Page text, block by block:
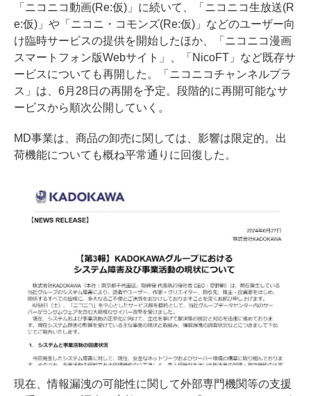
「ニコニコ動画(Re:仮)」に続いて、「ニコニコ生放送(R
e:仮)」や「ニコニ・コモンズ(Re:仮)」などのユーザー向
け臨時サービスの提供を開始したほか、「ニコニコ漫画
スマートフォン版Webサイト」、「NicoFT」など既存サ
ービスについても再開した。「ニコニコチャンネルプラ
ス」は、6月28日の再開を予定。段階的に再開可能なサ
ービスから順次公開していく。
MD事業は、商品の卸売に関しては、影響は限定的。出
荷機能についても概ね平常通りに回復した。
現在、情報漏洩の可能性に関して外部専門機関等の支援